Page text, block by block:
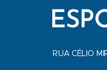
RUA CÉLIO